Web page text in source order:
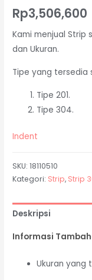
Rp3,506,600
Kami menjual Strip
dan Ukuran.
Tipe yang tersedia
Tipe 201.
Tipe 304.
Indent
SKU:18110510
Kategori: Strip, Strip
Deskripsi
Informasi
Ukuran yang